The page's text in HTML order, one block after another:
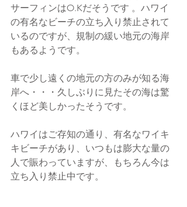
サーフィンはO.Kだそうです 。ハワイ
の有名なビーチの立ち入り禁止されて
いるのですが、規制の緩い地元の海岸
もあるようです。
車で少し遠くの地元の方のみが知る海
岸へ・・・久しぶりに見たその海は驚
くほど美しかったそうです。
ハワイはご存知の通り、有名なワイキ
キビーチがあり、いつもは膨大な量の
人で賑わっていますが、もちろん今は
立ち入り禁止中です。